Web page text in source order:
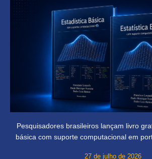
Pesquisadores brasileiros lançam livro
básica com suporte computacional em
27 de julho de 2026